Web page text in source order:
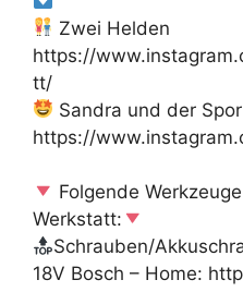
Zwei Helden
https://
tt/
Sandra und der
https://
Folgende
Werkstatt:
Schrauben/
18V Bosch – Home: